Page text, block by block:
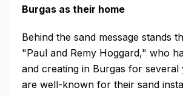
Burgas as their home
Behind the sand message stands
"Paul and Remy Hoggard," who
and creating in Burgas for several
are well-known for their sand